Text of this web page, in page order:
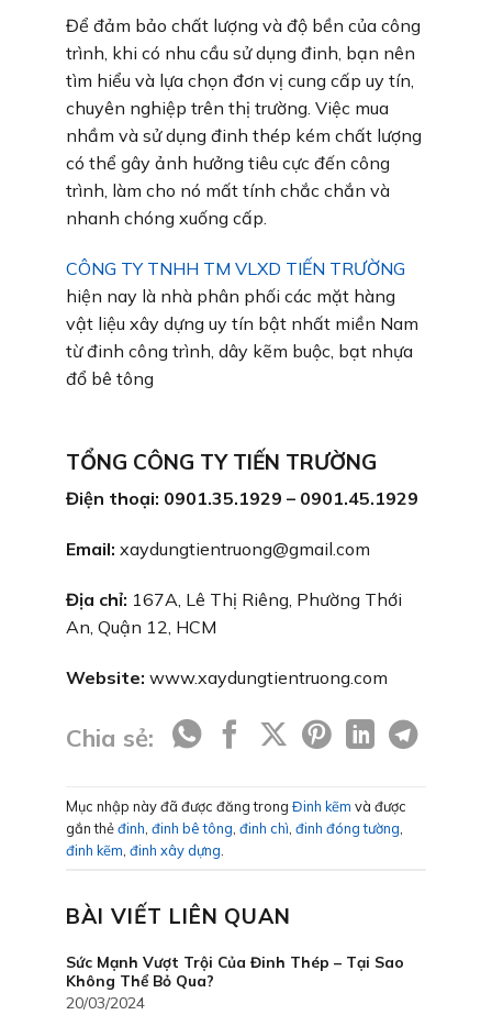
Để đảm bảo chất lượng và độ bền của công
trình, khi có nhu cầu sử dụng đinh, bạn nên
tìm hiểu và lựa chọn đơn vị cung cấp uy tín,
chuyên nghiệp trên thị trường. Việc mua
nhầm và sử dụng đinh thép kém chất lượng
có thể gây ảnh hưởng tiêu cực đến công
trình, làm cho nó mất tính chắc chắn và
nhanh chóng xuống cấp.
CÔNG TY TNHH TM VLXD TIẾN TRƯỜNG
hiện nay là nhà phân phối các mặt hàng
vật liệu xây dựng uy tín bật nhất miền Nam
từ đinh công trình, dây kẽm buộc, bạt nhựa
đổ bê tông
TỔNG CÔNG TY TIẾN TRƯỜNG
Điện thoại: 0901.35.1929 – 0901.45.1929
Email: xaydungtientruong@gmail.com
Địa chỉ: 167A, Lê Thị Riêng, Phường Thới
An, Quận 12, HCM
Website: www.xaydungtientruong.com
Chia sẻ:
Mục nhập này đã được đăng trong Đinh kẽm và được
gắn thẻđinh đinh bê tông đinh chì đinh đóng tường
đinh kẽm đinh xây dựng
BÀI VIẾT LIÊN QUAN
Sức Mạnh Vượt Trội Của Đinh Thép – Tại Sao
Không Thể Bỏ Qua?
20/03/2024